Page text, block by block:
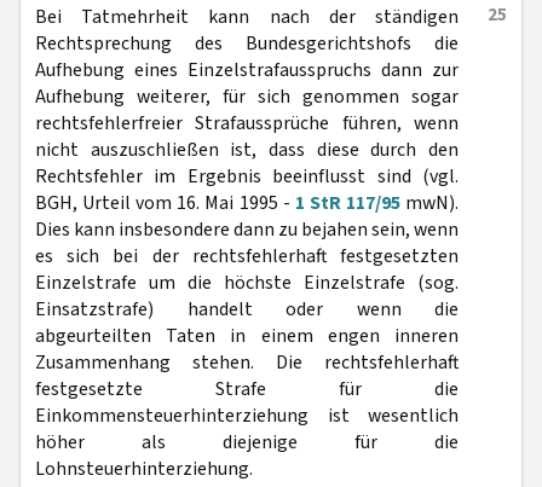
25
Bei Tatmehrheit kann nach der ständigen
Rechtsprechung des Bundesgerichtshofs die
Aufhebung eines Einzelstrafausspruchs dann zur
Aufhebung weiterer, für sich genommen sogar
rechtsfehlerfreier Strafaussprüche führen, wenn
nicht auszuschließen ist, dass diese durch den
Rechtsfehler im Ergebnis beeinflusst sind (vgl.
BGH, Urteil vom 16. Mai 1995 - 1 StR 117/95mwN).
Dies kann insbesondere dann zu bejahen sein, wenn
es sich bei der rechtsfehlerhaft festgesetzten
Einzelstrafe um die höchste Einzelstrafe (sog.
Einsatzstrafe) handelt oder wenn die
abgeurteilten Taten in einem engen inneren
Zusammenhang stehen. Die rechtsfehlerhaft
festgesetzte Strafe für die
Einkommensteuerhinterziehung ist wesentlich
höher als diejenige für die
Lohnsteuerhinterziehung.